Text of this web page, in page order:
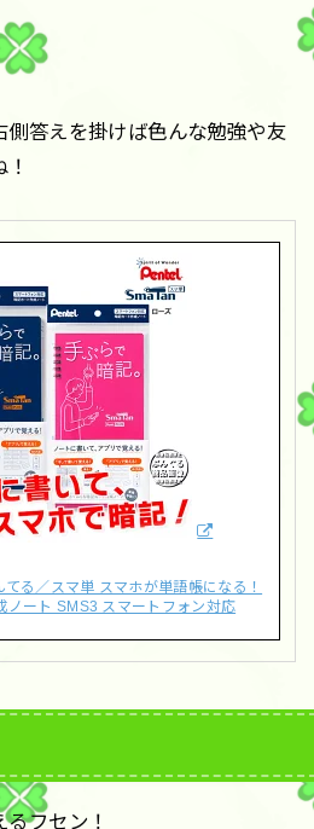
側答えを掛けば色んな勉強や友
てる／スマ単 スマホが単語帳になる！
ノート SMS3 スマートフォン対応
フセン！